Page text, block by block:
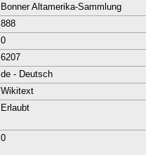
Bonner Altamerika-Sammlung
888
0
6207
de - Deutsch
Wikitext
Erlaubt
0